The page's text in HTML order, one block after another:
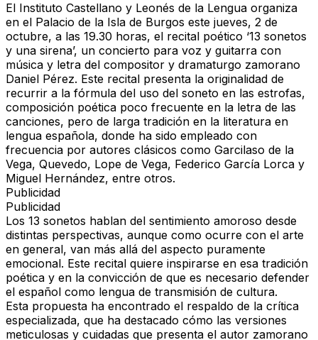
El Instituto Castellano y Leonés de la Lengua organiza
en el Palacio de la Isla de Burgos este jueves, 2 de
octubre, a las 19.30 horas, el recital poético ‘13 sonetos
y una sirena’, un concierto para voz y guitarra con
música y letra del compositor y dramaturgo zamorano
Daniel Pérez. Este recital presenta la originalidad de
recurrir a la fórmula del uso del soneto en las estrofas,
composición poética poco frecuente en la letra de las
canciones, pero de larga tradición en la literatura en
lengua española, donde ha sido empleado con
frecuencia por autores clásicos como Garcilaso de la
Vega, Quevedo, Lope de Vega, Federico García Lorca y
Miguel Hernández, entre otros.
Publicidad
Publicidad
Los 13 sonetos hablan del sentimiento amoroso desde
distintas perspectivas, aunque como ocurre con el arte
en general, van más allá del aspecto puramente
emocional. Este recital quiere inspirarse en esa tradición
poética y en la convicción de que es necesario defender
el español como lengua de transmisión de cultura.
Esta propuesta ha encontrado el respaldo de la crítica
especializada, que ha destacado cómo las versiones
meticulosas y cuidadas que presenta el autor zamorano